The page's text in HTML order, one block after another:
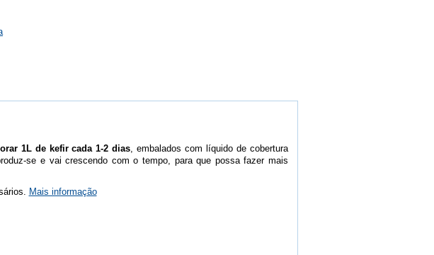
1L de kefir cada 1-2 dias , embalados com líquido de cobertura
se e vai crescendo com o tempo, para que possa fazer mais
Mais informação